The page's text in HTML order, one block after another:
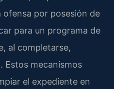
ofensa por posesión de
para un programa de
al completarse,
Estos mecanismos
el expediente en